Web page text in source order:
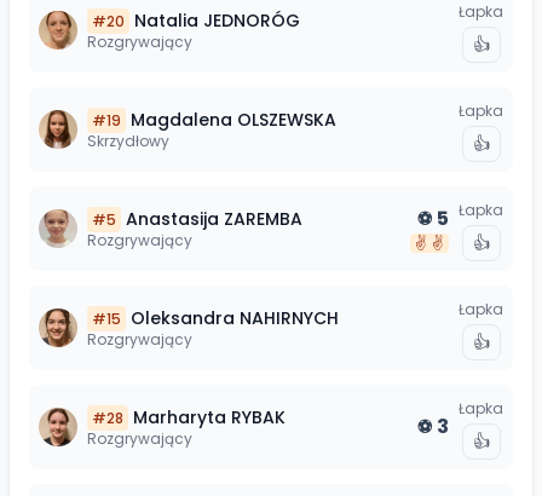
#20 Natalia JEDNORÓG
Rozgrywający
Łapka
👍
#19 Magdalena OLSZEWSKA
Skrzydłowy
Łapka
👍
#5 Anastasija ZAREMBA
Rozgrywający
⚽ 5
✌️ ✌️
Łapka
👍
#15 Oleksandra NAHIRNYCH
Rozgrywający
Łapka
👍
#28 Marharyta RYBAK
Rozgrywający ⚽ 3
Łapka
👍